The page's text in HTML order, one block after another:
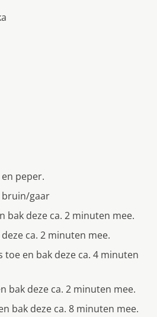
peper.
bruin/gaar
bak deze ca. 2 minuten mee.
ca. 2 minuten mee.
toe en bak deze ca. 4 minuten
bak deze ca. 2 minuten mee.
bak deze ca. 8 minuten mee.